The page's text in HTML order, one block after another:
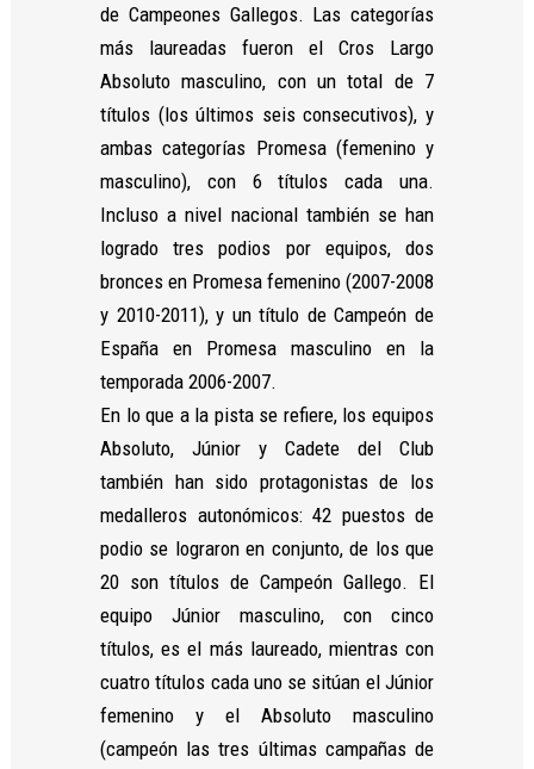
de Campeones Gallegos. Las categorías
más laureadas fueron el Cros Largo
Absoluto masculino, con un total de 7
títulos (los últimos seis consecutivos), y
ambas categorías Promesa (femenino y
masculino), con 6 títulos cada una.
Incluso a nivel nacional también se han
logrado tres podios por equipos, dos
bronces en Promesa femenino (2007-2008
y 2010-2011), y un título de Campeón de
España en Promesa masculino en la
temporada 2006-2007.
En lo que a la pista se refiere, los equipos
Absoluto, Júnior y Cadete del Club
también han sido protagonistas de los
medalleros autonómicos: 42 puestos de
podio se lograron en conjunto, de los que
20 son títulos de Campeón Gallego. El
equipo Júnior masculino, con cinco
títulos, es el más laureado, mientras con
cuatro títulos cada uno se sitúan el Júnior
femenino y el Absoluto masculino
(campeón las tres últimas campañas de